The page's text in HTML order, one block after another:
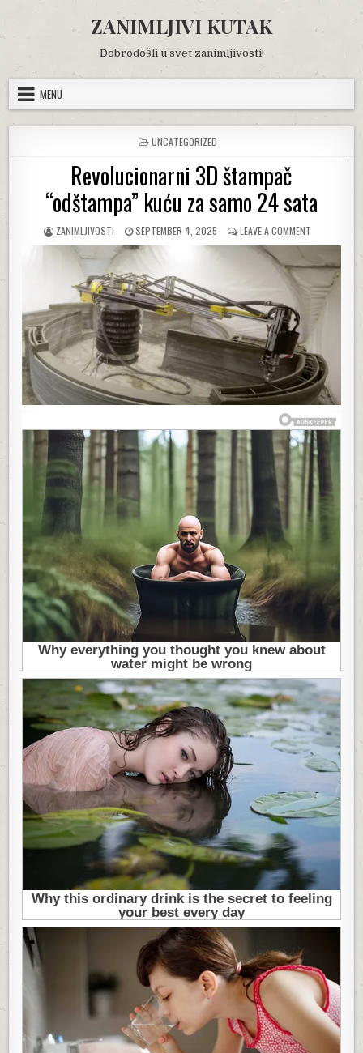
content
ZANIMLJIVI KUTAK
Dobrodošli u svet zanimljivosti!
MENU
POSTED
IN
UNCATEGORIZED
Revolucionarni 3D štampač
“odštampa” kuću za samo 24 sata
AUTHOR:
ZANIMLJIVOSTI
PUBLISHED
DATE:
SEPTEMBER 4, 2025 LEAVE A COMMENT
ŠTAMPAČ
“ODŠTAMPA”
KUĆU
ZA
SAMO
SATA